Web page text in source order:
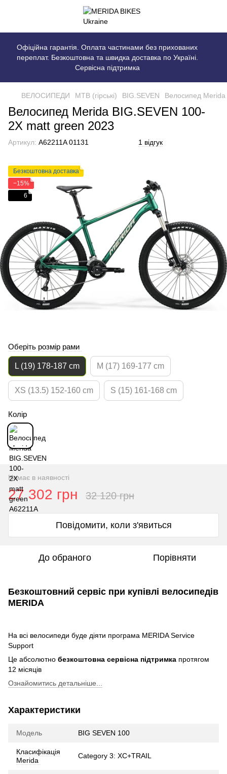
Офіційна гарантія. Оплата частинами без прихованих
переплат. Безкоштовна та швидка доставка по Україні.
Сервісна підтримка
ВЕЛОСИПЕДИ MTB (гірські) BIG.SEVEN Велосипед
Велосипед Merida BIG.SEVEN 100-
2X matt green 2023
Артикул: A62211A 01131 1 відгук
Безкоштовна доставка
−15%
6
Оберіть розмір рами
L (19) 178-187 cm M (17) 169-177 cm
XS (13.5) 152-160 cm S (15) 161-168 cm
Колір
Немає в наявності
27 302 грн 32 120 грн
Повідомити, коли з'явиться
До обраного Порівняти
Безкоштовний сервіс при купівлі велосипедів
MERIDA
На всі велосипеди буде діяти програма MERIDA Service
Support
Це абсолютно безкоштовна сервісна підтримка протягом
12 місяців
Ознайомитись детальніше...
Характеристики
Модель BIG SEVEN 100
Класифікація
Merida
Category 3: XC+TRAIL